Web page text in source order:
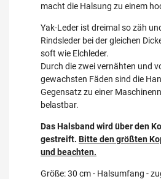
macht die Halsung zu einem
Yak-Leder ist dreimal so zäh
Rindsleder bei der gleichen
soft wie Elchleder.
Durch die zwei vernähten und
gewachsten Fäden sind die
Gegensatz zu einer
belastbar.
Das Halsband wird über den
gestreift. Bitte den größten
und beachten.
Größe: 30 cm - Halsumfang -